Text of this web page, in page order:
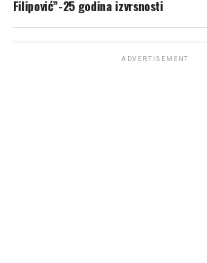
Filipović”-25 godina izvrsnosti
ADVERTISEMENT